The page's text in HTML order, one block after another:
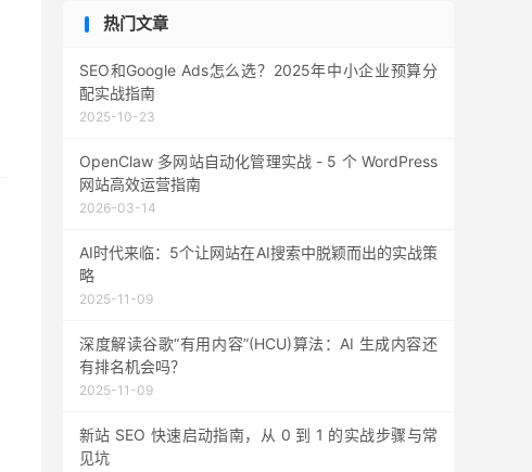
热门文章
SEO和Google Ads怎么选？2025年中小企业预算分
配实战指南
2025-10-23
OpenClaw 多网站自动化管理实战 - 5 个 WordPress
网站高效运营指南
2026-03-14
AI时代来临：5个让网站在AI搜索中脱颖而出的实战策
略
2025-11-09
深度解读谷歌“有用内容”(HCU)算法：AI 生成内容还
有排名机会吗？
2025-11-09
新站 SEO 快速启动指南，从 0 到 1 的实战步骤与常
见坑